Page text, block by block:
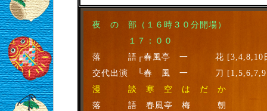
夜 の 部（１６時３０分開場）
１７：００
落 語┌春風亭 一 花 [3,4,8,10日
交代出演 └春 風 一 刀 [1,5,6,7,9
漫 談 寒 空 は だ か
落 語 春風亭 梅 朝